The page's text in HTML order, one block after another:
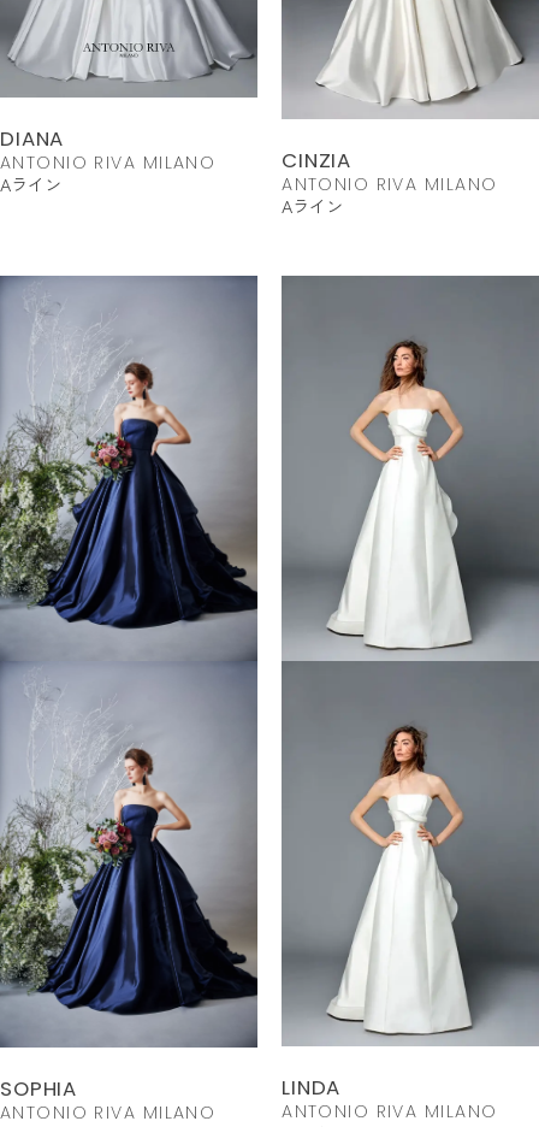
DIANA
ANTONIO RIVA MILANO
Aライン
CINZIA
ANTONIO RIVA MILANO
Aライン
SOPHIA
ANTONIO RIVA MILANO
LINDA
ANTONIO RIVA MILANO